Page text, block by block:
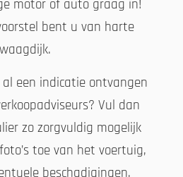
motor of auto graag in!
bent u van harte
een indicatie ontvangen
Vul dan
zo zorgvuldig mogelijk
toe van het voertuig,
beschadigingen.